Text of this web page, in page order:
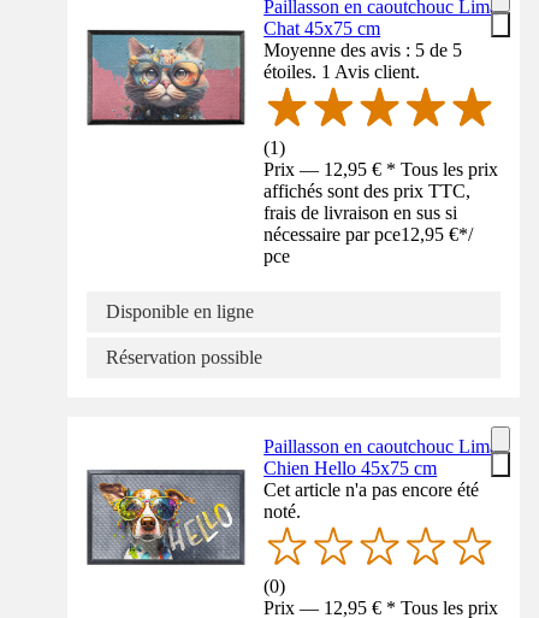
Paillasson en caoutchouc Lima
Chat 45x75 cm
Moyenne des avis : 5 de 5
étoiles. 1 Avis client.
(1)
Prix — 12,95 € * Tous les prix
affichés sont des prix TTC,
frais de livraison en sus si
nécessaire par pce12,95 €*/
pce
Disponible en ligne
Réservation possible
Paillasson en caoutchouc Lima
Chien Hello 45x75 cm
Cet article n'a pas encore été
noté.
(0)
Prix — 12,95 € * Tous les prix